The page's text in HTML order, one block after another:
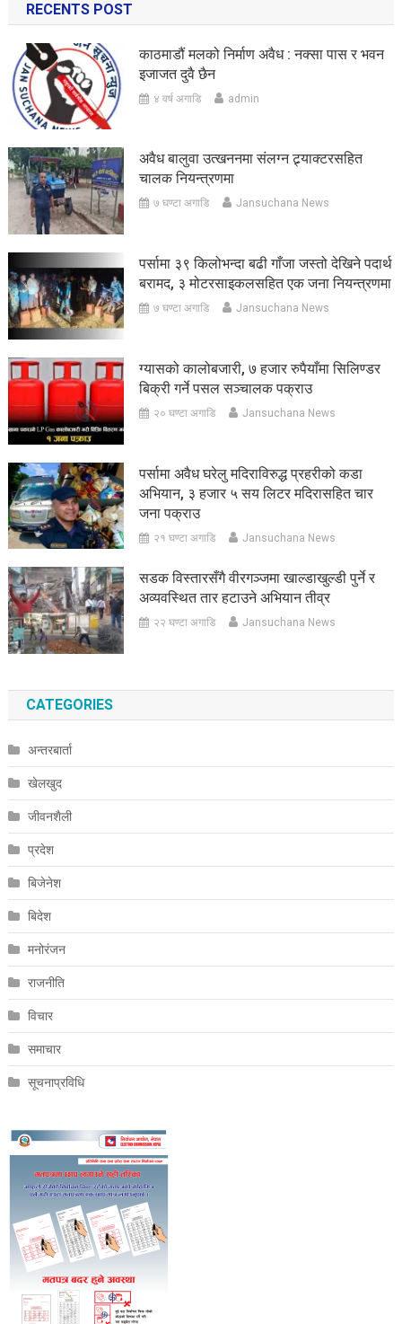
RECENTS POST
काठमाडौं मलको निर्माण अवैध : नक्सा पास र भवन
इजाजत दुवै छैन
४ वर्ष अगाडि admin
अवैध बालुवा उत्खननमा संलग्न ट्र्याक्टरसहित
चालक नियन्त्रणमा
७ घण्टा अगाडि Jansuchana News
पर्सामा ३९ किलोभन्दा बढी गाँजा जस्तो देखिने पदार्थ
बरामद, ३ मोटरसाइकलसहित एक जना नियन्त्रणमा
७ घण्टा अगाडि Jansuchana News
ग्यासको कालोबजारी, ७ हजार रुपैयाँमा सिलिण्डर
बिक्री गर्ने पसल सञ्चालक पक्राउ
२० घण्टा अगाडि Jansuchana News
पर्सामा अवैध घरेलु मदिराविरुद्ध प्रहरीको कडा
अभियान, ३ हजार ५ सय लिटर मदिरासहित चार
जना पक्राउ
२१ घण्टा अगाडि Jansuchana News
सडक विस्तारसँगै वीरगञ्जमा खाल्डाखुल्डी पुर्ने र
अव्यवस्थित तार हटाउने अभियान तीव्र
२२ घण्टा अगाडि Jansuchana News
CATEGORIES
अन्तरबार्ता
खेलखुद
जीवनशैली
प्रदेश
बिजेनेश
बिदेश
मनोरंजन
राजनीति
विचार
समाचार
सूचनाप्रविधि